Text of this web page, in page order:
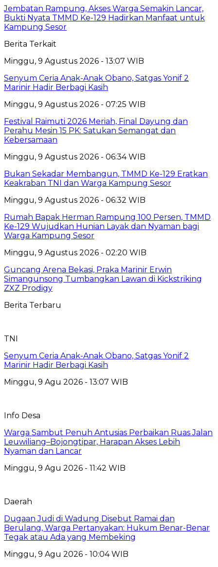
Jembatan Rampung, Akses Warga Semakin Lancar,
Bukti Nyata TMMD Ke-129 Hadirkan Manfaat untuk
Kampung Sesor
Berita Terkait
Minggu, 9 Agustus 2026 - 13:07 WIB
Senyum Ceria Anak-Anak Obano, Satgas Yonif 2
Marinir Hadir Berbagi Kasih
Minggu, 9 Agustus 2026 - 07:25 WIB
Festival Raimuti 2026 Meriah, Final Dayung dan
Perahu Mesin 15 PK: Satukan Semangat dan
Kebersamaan
Minggu, 9 Agustus 2026 - 06:34 WIB
Bukan Sekadar Membangun, TMMD Ke-129 Eratkan
Keakraban TNI dan Warga Kampung Sesor
Minggu, 9 Agustus 2026 - 06:32 WIB
Rumah Bapak Herman Rampung 100 Persen, TMMD
Ke-129 Wujudkan Hunian Layak dan Nyaman bagi
Warga Kampung Sesor
Minggu, 9 Agustus 2026 - 02:20 WIB
Guncang Arena Bekasi, Praka Marinir Erwin
Simangunsong Tumbangkan Lawan di Kickstriking
ZXZ Prodigy
Berita Terbaru
TNI
Senyum Ceria Anak-Anak Obano, Satgas Yonif 2
Marinir Hadir Berbagi Kasih
Minggu, 9 Agu 2026 - 13:07 WIB
Info Desa
Warga Sambut Penuh Antusias Perbaikan Ruas Jalan
Leuwiliang–Bojongtipar, Harapan Akses Lebih
Nyaman dan Lancar
Minggu, 9 Agu 2026 - 11:42 WIB
Daerah
Dugaan Judi di Wadung Disebut Ramai dan
Berulang, Warga Pertanyakan: Hukum Benar-Benar
Tegak atau Ada yang Membeking
Minggu, 9 Agu 2026 - 10:04 WIB